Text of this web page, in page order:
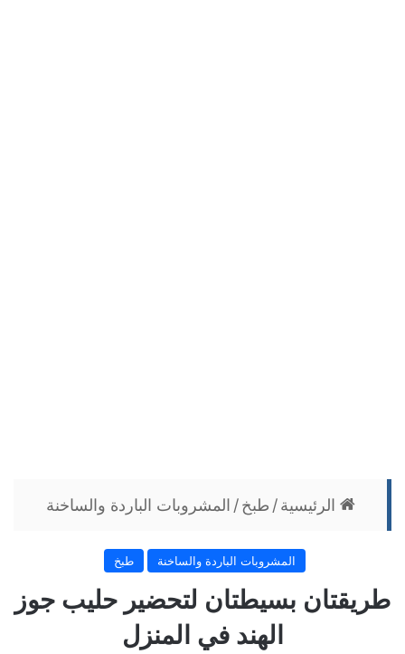
الرئيسية / طبخ / المشروبات الباردة والساخنة
المشروبات الباردة والساخنة طبخ
طريقتان بسيطتان لتحضير حليب جوز
الهند في المنزل